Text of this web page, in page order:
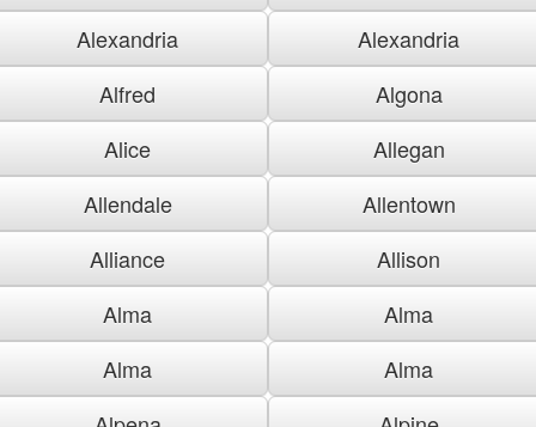
Alexandria
Alexandria
Alfred
Algona
Alice
Allegan
Allendale
Allentown
Alliance
Allison
Alma
Alma
Alma
Alma